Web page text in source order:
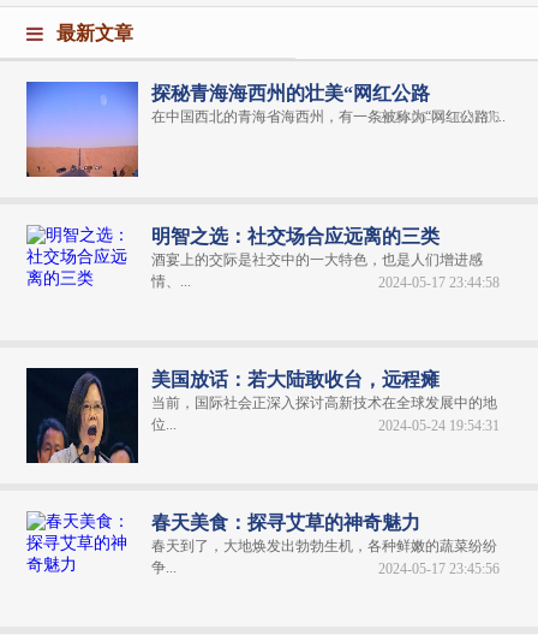
最新文章
探秘青海海西州的壮美“网红公路
在中国西北的青海省海西州，有一条被称为“网红公路”...
2024-06-04 20:31:06
明智之选：社交场合应远离的三类
酒宴上的交际是社交中的一大特色，也是人们增进感
情、...
2024-05-17 23:44:58
美国放话：若大陆敢收台，远程瘫
当前，国际社会正深入探讨高新技术在全球发展中的地
位...
2024-05-24 19:54:31
春天美食：探寻艾草的神奇魅力
春天到了，大地焕发出勃勃生机，各种鲜嫩的蔬菜纷纷
争...
2024-05-17 23:45:56